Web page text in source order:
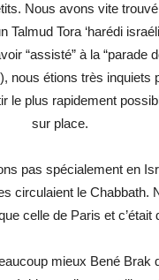
Nous avons vite
Talmud Tora ‘harédi
“assisté” à la “parade
nous étions très inquiets
le plus rapidement
sur place.
pas spécialement en
circulaient le Chabbath.
celle de Paris et c’était
mieux Bené Brak